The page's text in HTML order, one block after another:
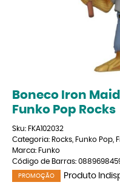
Boneco Iron
Funko Pop Rocks
Sku: FKA102032
Categoria: Rocks Funko Pop
Marca: Funko
Código de Barras:
PROMOÇÃO Produto